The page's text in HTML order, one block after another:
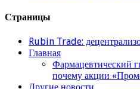
Страницы
Rubin Trade:
Главная
Фармацевтический
почему акции
Другие новости